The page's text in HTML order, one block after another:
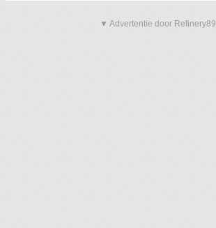
▼ Advertentie door Refinery89